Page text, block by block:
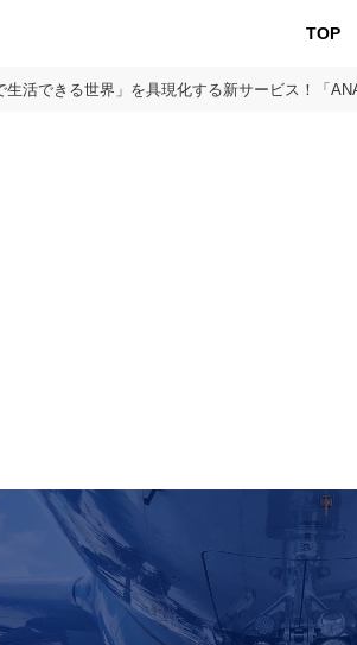
TOP
生活できる世界」を具現化する新サービス！「